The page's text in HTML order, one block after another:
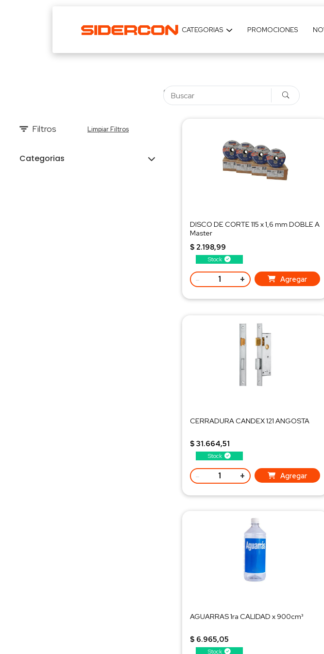
CATEGORIAS PROMOCIONES
Filtros Limpiar Filtros
Categorias
Stock
DISCO DE CORTE 115 x 1,6 mm DOBLE A
Master
$ 2.198,99
- + Agregar
Stock
CERRADURA CANDEX 121 ANGOSTA
$ 31.664,51
- + Agregar
Stock
AGUARRAS 1ra CALIDAD x 900cm³
$ 6.965,05